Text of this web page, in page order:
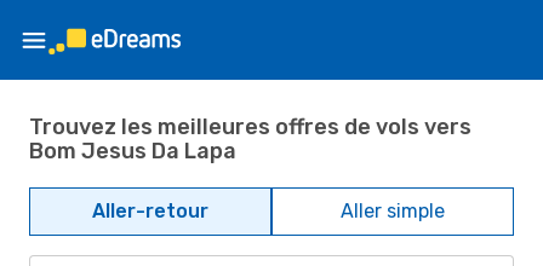
Trouvez les meilleures offres de vols vers
Bom Jesus Da Lapa
Aller-retour Aller simple